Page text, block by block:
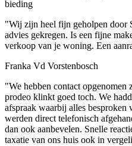
bieding
"Wij zijn heel fijn geholpen door
advies gekregen. Is een fijne
verkoop van je woning. Een
Franka Vd Vorstenbosch
"We hebben contact opgenomen
prodeo klinkt goed toch. We
afspraak waarbij alles besproken
werden direct telefonisch
dan ook aanbevelen. Snelle
taxatie van ons huis ook in